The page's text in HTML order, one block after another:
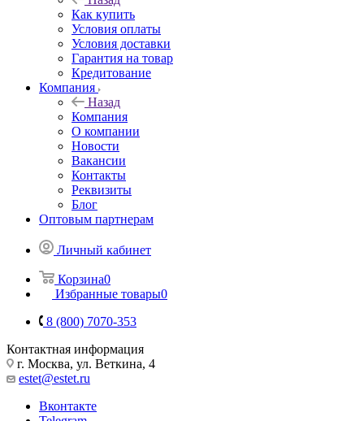
Как купить
Условия оплаты
Условия доставки
Гарантия на товар
Кредитование
Компания
Назад
Компания
О компании
Новости
Вакансии
Контакты
Реквизиты
Блог
Оптовым партнерам
Личный кабинет
Корзина0
Избранные товары0
8 (800) 7070-353
Контактная информация
г. Москва, ул. Веткина, 4
estet@estet.ru
Вконтакте